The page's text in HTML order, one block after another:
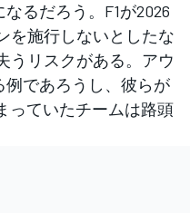
るだろう。F1が2026
を施行しないとしたな
うリスクがある。アウ
であろうし、彼らが
っていたチームは路頭